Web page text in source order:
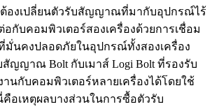
ต้องเปลี่ยนตัวรับสัญญาณที่มากับอุปกรณ์ไร้
อกับคอมพิวเตอร์สองเครื่องด้วยการเชื่อม
ที่มั่นคงปลอดภัยในอุปกรณ์ทั้งสองเครื่อง
ญญาณ Bolt กับเมาส์ Logi Bolt ที่รองรับ
นกับคอมพิวเตอร์หลายเครื่องได้โดยใช้
คือเหตุผลบางส่วนในการซื้อตัวรับ